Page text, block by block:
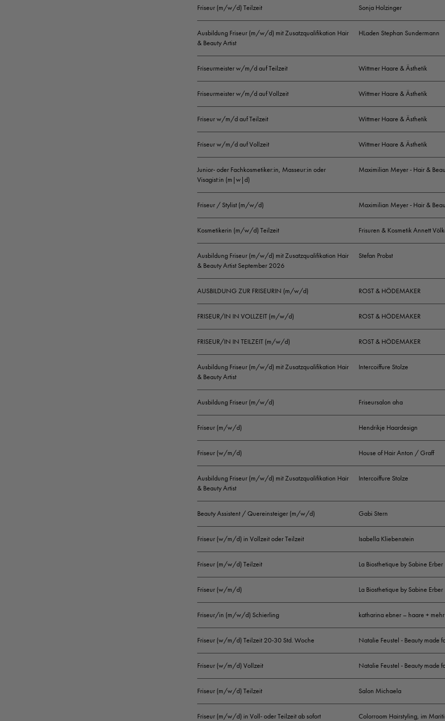
Friseur (m/w/d) Teilzeit Sonja Holzinger
Ausbildung Friseur (m/w/d) mit Zusatzqualifikation Hair
& Beauty Artist
HLaden Stephan Sundermann
Friseurmeister w/m/d auf Teilzeit Wittmer Haare & Ästhetik
Friseurmeister w/m/d auf Vollzeit Wittmer Haare & Ästhetik
Friseur w/m/d auf Teilzeit Wittmer Haare & Ästhetik
Friseur w/m/d auf Vollzeit Wittmer Haare & Ästhetik
Junior- oder Fachkosmetiker:in, Masseur:in oder
Visagist:in (m|w|d)
Maximilian Meyer - Hair &
Friseur / Stylist (m/w/d) Maximilian Meyer - Hair &
Kosmetikerin (m/w/d) Teilzeit Frisuren & Kosmetik Annett
Ausbildung Friseur (m/w/d) mit Zusatzqualifikation Hair
& Beauty Artist September 2026
Stefan Probst
AUSBILDUNG ZUR FRISEURIN (m/w/d) ROST & HÖDEMAKER
FRISEUR/IN IN VOLLZEIT (m/w/d) ROST & HÖDEMAKER
FRISEUR/IN IN TEILZEIT (m/w/d) ROST & HÖDEMAKER
Ausbildung Friseur (m/w/d) mit Zusatzqualifikation Hair
& Beauty Artist
Intercoiffure Stolze
Ausbildung Friseur (m/w/d) Friseursalon aha
Friseur (m/w/d) Hendrikje Haardesign
Friseur (w/m/d) House of Hair Anton / Graff
Ausbildung Friseur (m/w/d) mit Zusatzqualifikation Hair
& Beauty Artist
Intercoiffure Stolze
Beauty Assistent / Quereinsteiger (m/w/d) Gabi Stern
Friseur (w/m/d) in Vollzeit oder Teilzeit Isabella Kliebenstein
Friseur (m/w/d) Teilzeit La Biosthetique by Sabine Erber
Friseur (w/m/d) La Biosthetique by Sabine Erber
Friseur/in (m/w/d) Schierling katharina ebner – haare + mehr
Friseur (w/m/d) Teilzeit 20-30 Std. Woche Natalie Feustel - Beauty made
Friseur (w/m/d) Vollzeit Natalie Feustel - Beauty made
Friseur (m/w/d) Teilzeit Salon Michaela
Friseur (m/w/d) in Voll- oder Teilzeit ab sofort
Colorroom Hairstyling, im
Das sind Deine Aufgaben:
Haarpflege/Haarstyling in Dienstleistung und Pflege für
Das solltest Du mitbringen:
Abgeschlossene Ausbildung zum Friseur (m/w/d)
Gute Umgangsformen, Sprach- und
Freude in der direkten Arbeit an unseren Kunden
Selbstständige Arbeitsweise
Spaß an kontinuierlicher Weiterbildung
Gepflegtes Erscheinungsbild
Haben wir Dein Interesse geweckt? Dann besuche uns
Website
www.coiffeurmarcello.de oder auf unserem
Deine vollständigen Bewerbungsunterlagen, zu
Wir freuen uns auf Dich!
Erfahre alles über den einzigartigen Karriereweg „Hair
entdecke den Friseurberuf ganz neu auf